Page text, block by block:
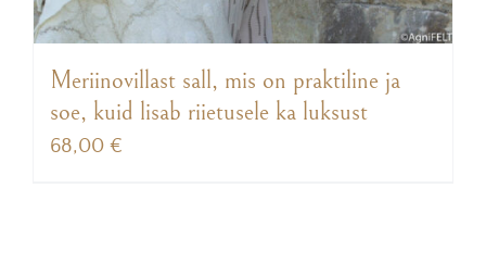
Meriinovillast sall, mis on praktiline ja
soe, kuid lisab riietusele ka luksust
68,00 €